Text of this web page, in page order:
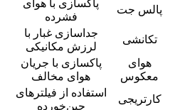
پالس جت
پاکسازی با هوای
فشرده
تکانشی
جداسازی غبار با
لرزش مکانیکی
هوای
معکوس
پاکسازی با جریان
هوای مخالف
کارتریجی
استفاده از فیلترهای
چین‌خورده